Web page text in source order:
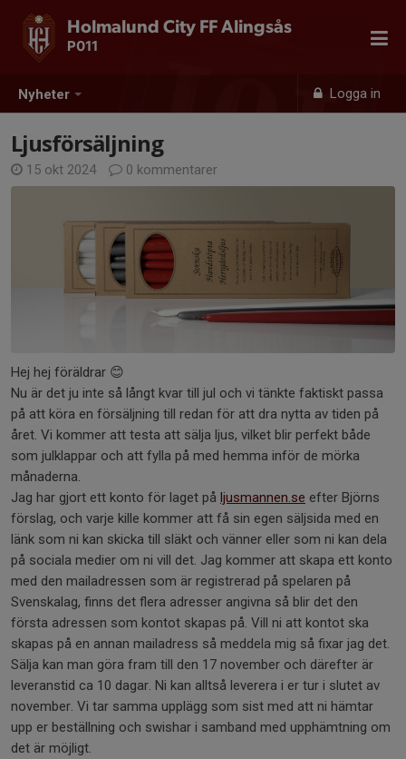
Nyheter Logga in
Holmalund City FF Alingsås
P011
Ljusförsäljning
15 okt 2024 0 kommentarer
Hej hej föräldrar 😊
Nu är det ju inte så långt kvar till jul och vi tänkte faktiskt passa
på att köra en försäljning till redan för att dra nytta av tiden på
året. Vi kommer att testa att sälja ljus, vilket blir perfekt både
som julklappar och att fylla på med hemma inför de mörka
månaderna.
Jag har gjort ett konto för laget på ljusmannen.se efter Björns
förslag, och varje kille kommer att få sin egen säljsida med en
länk som ni kan skicka till släkt och vänner eller som ni kan dela
på sociala medier om ni vill det. Jag kommer att skapa ett konto
med den mailadressen som är registrerad på spelaren på
Svenskalag, finns det flera adresser angivna så blir det den
första adressen som kontot skapas på. Vill ni att kontot ska
skapas på en annan mailadress så meddela mig så fixar jag det.
Sälja kan man göra fram till den 17 november och därefter är
leveranstid ca 10 dagar. Ni kan alltså leverera i er tur i slutet av
november. Vi tar samma upplägg som sist med att ni hämtar
upp er beställning och swishar i samband med upphämtning om
det är möjligt.